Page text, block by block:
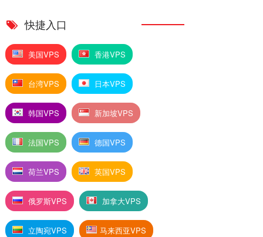
快捷入口
美国VPS 香港VPS
台湾VPS 日本VPS
韩国VPS 新加坡VPS
法国VPS 德国VPS
荷兰VPS 英国VPS
俄罗斯VPS 加拿大VPS
立陶宛VPS 马来西亚VPS